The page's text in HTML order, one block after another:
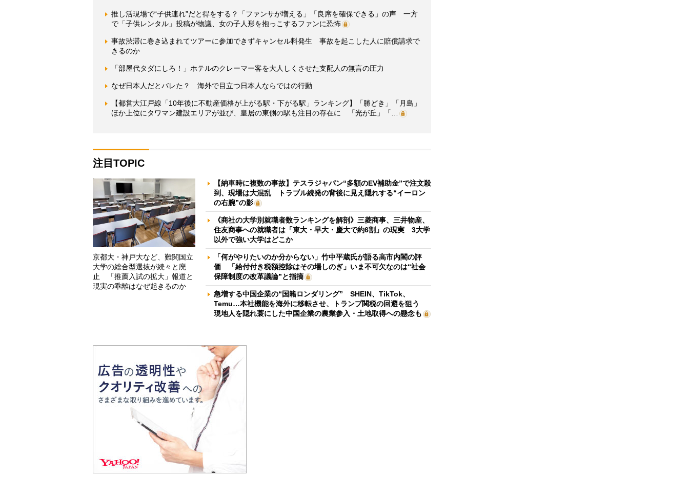
推し活現場で“子供連れ”だと得をする？「ファンサが増える」「良席を確保できる」の声 一方
で「子供レンタル」投稿が物議、女の子人形を抱っこするファンに恐怖
事故渋滞に巻き込まれてツアーに参加できずキャンセル料発生 事故を起こした人に賠償請求で
きるのか
「部屋代タダにしろ！」ホテルのクレーマー客を大人しくさせた支配人の無言の圧力
なぜ日本人だとバレた？ 海外で目立つ日本人ならではの行動
【都営大江戸線「10年後に不動産価格が上がる駅・下がる駅」ランキング】「勝どき」「月島」
ほか上位にタワマン建設エリアが並び、皇居の東側の駅も注目の存在に 「光が丘」「…
注目TOPIC
京都大・神戸大など、難関国立
大学の総合型選抜が続々と廃
止 「推薦入試の拡大」報道と
現実の乖離はなぜ起きるのか
【納車時に複数の事故】テスラジャパン“多額のEV補助金”で注文殺
到、現場は大混乱 トラブル続発の背後に見え隠れする“イーロン
の右腕”の影
《商社の大学別就職者数ランキングを解剖》三菱商事、三井物産、
住友商事への就職者は「東大・早大・慶大で約6割」の現実 3大学
以外で強い大学はどこか
「何がやりたいのか分からない」竹中平蔵氏が語る高市内閣の評
価 「給付付き税額控除はその場しのぎ」いま不可欠なのは“社会
保障制度の改革議論”と指摘
急増する中国企業の“国籍ロンダリング” SHEIN、TikTok、
Temu…本社機能を海外に移転させ、トランプ関税の回避を狙う
現地人を隠れ蓑にした中国企業の農業参入・土地取得への懸念も